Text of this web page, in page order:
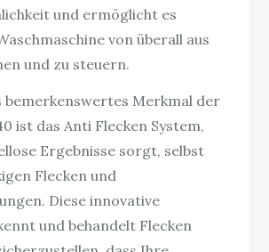
und ermöglicht es
von überall aus
und zu steuern.
bemerkenswertes Merkmal der
ist das Anti Flecken System,
Ergebnisse sorgt, selbst
Flecken und
Diese innovative
und behandelt Flecken